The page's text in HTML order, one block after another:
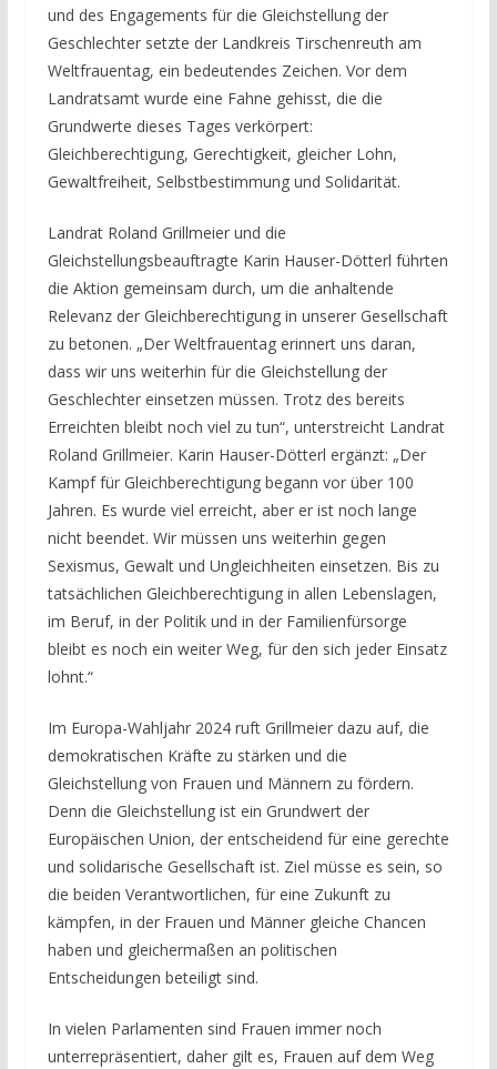
und des Engagements für die Gleichstellung der
Geschlechter setzte der Landkreis Tirschenreuth am
Weltfrauentag, ein bedeutendes Zeichen. Vor dem
Landratsamt wurde eine Fahne gehisst, die die
Grundwerte dieses Tages verkörpert:
Gleichberechtigung, Gerechtigkeit, gleicher Lohn,
Gewaltfreiheit, Selbstbestimmung und Solidarität.
Landrat Roland Grillmeier und die
Gleichstellungsbeauftragte Karin Hauser-Dötterl führten
die Aktion gemeinsam durch, um die anhaltende
Relevanz der Gleichberechtigung in unserer Gesellschaft
zu betonen. „Der Weltfrauentag erinnert uns daran,
dass wir uns weiterhin für die Gleichstellung der
Geschlechter einsetzen müssen. Trotz des bereits
Erreichten bleibt noch viel zu tun“, unterstreicht Landrat
Roland Grillmeier. Karin Hauser-Dötterl ergänzt: „Der
Kampf für Gleichberechtigung begann vor über 100
Jahren. Es wurde viel erreicht, aber er ist noch lange
nicht beendet. Wir müssen uns weiterhin gegen
Sexismus, Gewalt und Ungleichheiten einsetzen. Bis zu
tatsächlichen Gleichberechtigung in allen Lebenslagen,
im Beruf, in der Politik und in der Familienfürsorge
bleibt es noch ein weiter Weg, für den sich jeder Einsatz
lohnt.“
Im Europa-Wahljahr 2024 ruft Grillmeier dazu auf, die
demokratischen Kräfte zu stärken und die
Gleichstellung von Frauen und Männern zu fördern.
Denn die Gleichstellung ist ein Grundwert der
Europäischen Union, der entscheidend für eine gerechte
und solidarische Gesellschaft ist. Ziel müsse es sein, so
die beiden Verantwortlichen, für eine Zukunft zu
kämpfen, in der Frauen und Männer gleiche Chancen
haben und gleichermaßen an politischen
Entscheidungen beteiligt sind.
In vielen Parlamenten sind Frauen immer noch
unterrepräsentiert, daher gilt es, Frauen auf dem Weg